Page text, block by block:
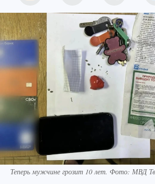
Теперь мужчине грозит 10 лет. Фото: МВД